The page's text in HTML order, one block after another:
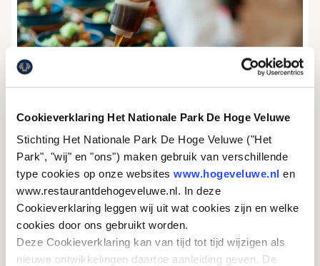
Cookieverklaring Het Nationale Park De Hoge Veluwe
Stichting Het Nationale Park De Hoge Veluwe ("Het
Park", "wij" en "ons") maken gebruik van verschillende
type cookies op onze websites www.hogeveluwe.nl en
www.restaurantdehogeveluwe.nl. In deze
Cookieverklaring leggen wij uit wat cookies zijn en welke
cookies door ons gebruikt worden.
Deze Cookieverklaring kan van tijd tot tijd wijzigen als
nieuwe ontwikkelingen daartoe aanleiding geven. De
HORECA